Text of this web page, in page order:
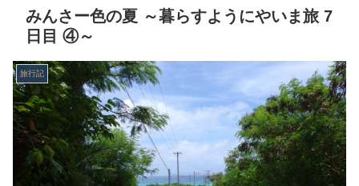
みんさー色の夏 ～暮らすようにやいま旅 7
日目 ④～
旅行記